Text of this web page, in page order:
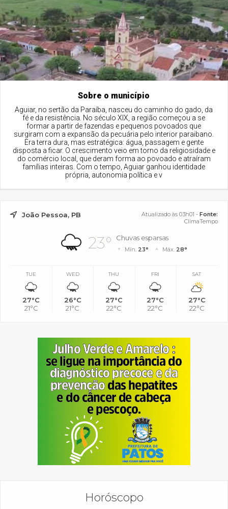
Sobre o município
Aguiar, no sertão da Paraíba, nasceu do caminho do gado, da
fé e da resistência. No século XIX, a região começou a se
formar a partir de fazendas e pequenos povoados que
surgiram com a expansão da pecuária pelo interior paraibano.
Era terra dura, mas estratégica: água, passagem e gente
disposta a ficar. O crescimento veio em torno da religiosidade e
do comércio local, que deram forma ao povoado e atraíram
famílias inteiras. Com o tempo, Aguiar ganhou identidade
própria, autonomia política e v
João Pessoa, PB Atualizado às 03h01 - Fonte:
ClimaTempo
23° Chuvas esparsas
Mín. 23° Máx. 28°
TUE
27°C
21°C
WED
26°C
21°C
THU
27°C
22°C
FRI
27°C
22°C
SAT
27°C
22°C
Horóscopo